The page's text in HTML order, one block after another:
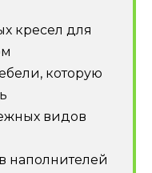
кресел для
которую
видов
наполнителей